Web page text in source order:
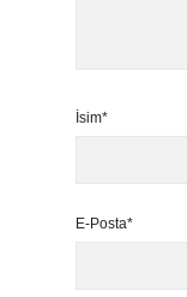
İsim*
E-Posta*